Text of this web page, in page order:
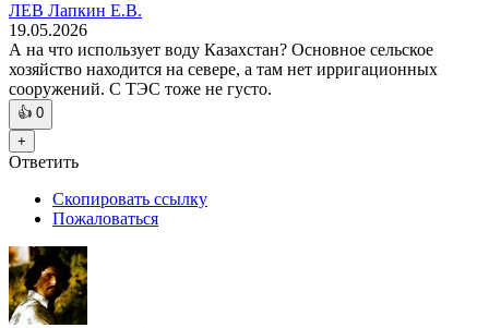
ЛЕВ Лапкин Е.В.
19.05.2026
А на что использует воду Казахстан? Основное сельское
хозяйство находится на севере, а там нет ирригационных
сооружений. С ТЭС тоже не густо.
👍 0
+
Ответить
Скопировать ссылку
Пожаловаться